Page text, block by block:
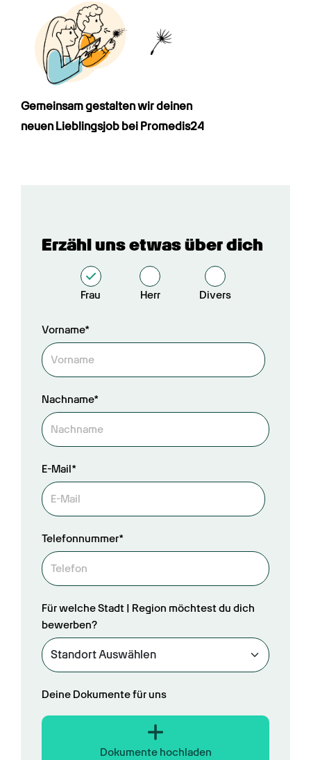
Gemeinsam gestalten wir deinen
neuen Lieblingsjob bei Promedis24
Erzähl uns etwas über dich
Frau Herr Divers
Vorname*
Nachname*
E-Mail*
Telefonnummer*
Für welche Stadt | Region möchtest du dich
bewerben?
Deine Dokumente für uns
Dokumente hochladen